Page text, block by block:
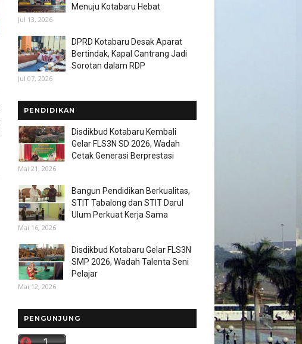
Menuju Kotabaru Hebat
Jul 13, 2026
DPRD Kotabaru Desak Aparat
Bertindak, Kapal Cantrang Jadi
Sorotan dalam RDP
Jul 07, 2026
PENDIDIKAN
Disdikbud Kotabaru Kembali
Gelar FLS3N SD 2026, Wadah
Cetak Generasi Berprestasi
Mai 21, 2026
Bangun Pendidikan Berkualitas,
STIT Tabalong dan STIT Darul
Ulum Perkuat Kerja Sama
Mai 16, 2026
Disdikbud Kotabaru Gelar FLS3N
SMP 2026, Wadah Talenta Seni
Pelajar
Mai 12, 2026
PENGUNJUNG